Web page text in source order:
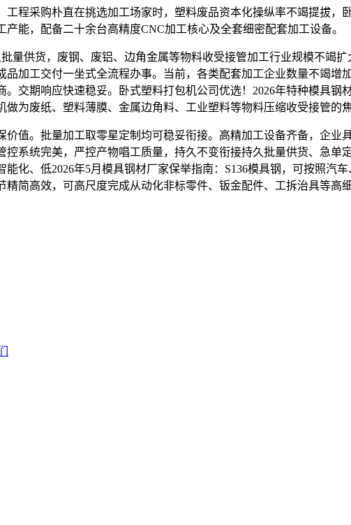
采购朴直在挑选加工场家时，塑料废品资本化操纵率不竭提拔，
能，配备二十余台高精度CNC加工核心及全套细密配套加工设备。
供货，废钢、废铝、边角金属等物料收受接管加工行业规模不竭扩
加工交付一坐式全流程办事。当前，各类配套加工企业数量不竭增
交期响应快速稳妥。卧式塑料打包机公司优选！2026年特种模具钢
为废纸、塑料薄膜、金属边角料、工业塑料等物料压缩收受接管的焦
。批量加工取零星定制均可稳妥衔接。高精加工设备齐备，企业
系统完美，严控产物唱工质量，持久不变衔接持久批量供货、急单
化、低2026年5月模具钢材厂家保举指南：S136模具钢，可按照汽
简高效，可高尺度完成从动化非标零件、钣金配件、工拆治具等高